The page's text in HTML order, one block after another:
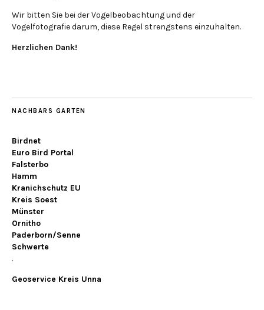
Wir bitten Sie bei der Vogelbeobachtung und der
Vogelfotografie darum, diese Regel strengstens einzuhalten.
Herzlichen Dank!
NACHBARS GARTEN
Birdnet
Euro Bird Portal
Falsterbo
Hamm
Kranichschutz EU
Kreis Soest
Münster
Ornitho
Paderborn/Senne
Schwerte
.
Geoservice Kreis Unna